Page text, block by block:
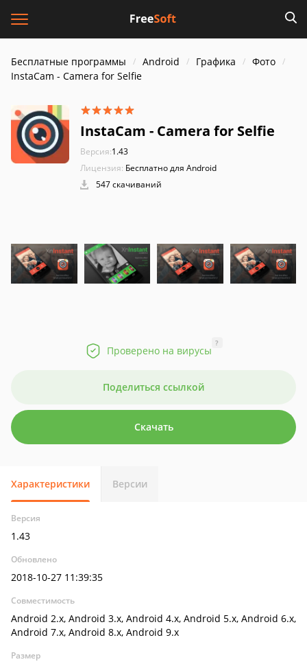
Бесплатные программы Android Графика
Фото
InstaCam - Camera for Selfie
InstaCam - Camera for Selfie
Версия:1.43
Лицензия: Бесплатно для Android
547 скачиваний
Проверено на вирусы
?
Поделиться ссылкой
Скачать
Характеристики Версии
Версия
1.43
Обновлено
2018-10-27 11:39:35
Совместимость
Android 2.x, Android 3.x, Android 4.x, Android 5.x, Android 6.x,
Android 7.x, Android 8.x, Android 9.x
Размер